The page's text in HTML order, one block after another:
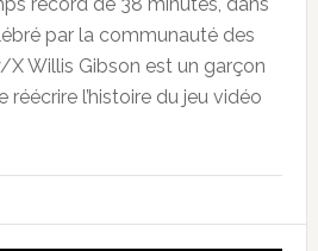
par la communauté des
X Willis Gibson est un garçon
réécrire l’histoire du jeu vidéo